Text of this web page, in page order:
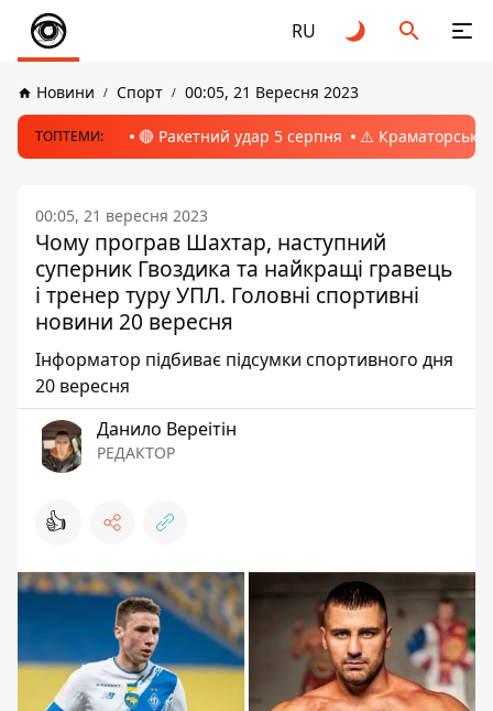
RU
Новини Спорт 00:05, 21 Вересня 2023
ТОПТЕМИ: 🔴 Ракетний удар 5 серпня ⚠️ Краматорськ,
00:05, 21 вересня 2023
Чому програв Шахтар, наступний
суперник Гвоздика та найкращі гравець
і тренер туру УПЛ. Головні спортивні
новини 20 вересня
Інформатор підбиває підсумки спортивного дня
20 вересня
Данило Вереітін
РЕДАКТОР
👍